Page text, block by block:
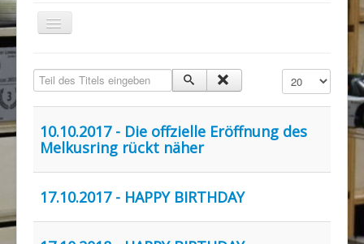
Navigation
an/aus
MELKUSRING
Verein
Sponsoren/Förderer
Spenden
Teil des Titels eingeben Anzeige #
10.10.2017 - Die offzielle Eröffnung des
Melkusring rückt näher
17.10.2017 - HAPPY BIRTHDAY